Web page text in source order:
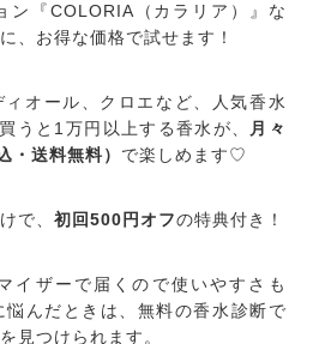
ン『COLORIA（カラリア）』な
、お得な価格で試せます！
オール、クロエなど、人気香水
うと1万円以上する香水が、
月々
・送料無料） で楽しめます♡
で、初回500円オフの特典付き！
イザーで届くので使いやすさも
んだときは、無料の香水診断で
見つけられます。